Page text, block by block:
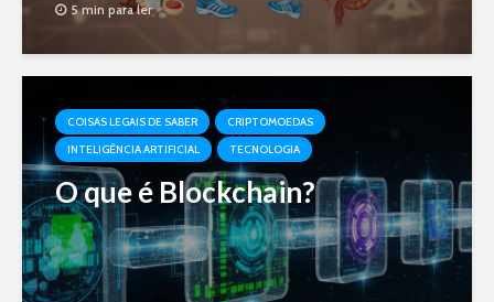
5 min para ler
COISAS LEGAIS DE SABER
CRIPTOMOEDAS
INTELIGÊNCIA ARTIFICIAL
TECNOLOGIA
O que é Blockchain?